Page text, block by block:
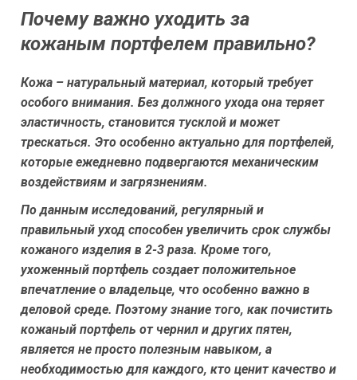
Почему важно уходить за
кожаным портфелем правильно?
Кожа – натуральный материал, который требует
особого внимания. Без должного ухода она теряет
эластичность, становится тусклой и может
трескаться. Это особенно актуально для портфелей,
которые ежедневно подвергаются механическим
воздействиям и загрязнениям.
По данным исследований, регулярный и
правильный уход способен увеличить срок службы
кожаного изделия в 2-3 раза. Кроме того,
ухоженный портфель создает положительное
впечатление о владельце, что особенно важно в
деловой среде. Поэтому знание того, как почистить
кожаный портфель от чернил и других пятен,
является не просто полезным навыком, а
необходимостью для каждого, кто ценит качество и